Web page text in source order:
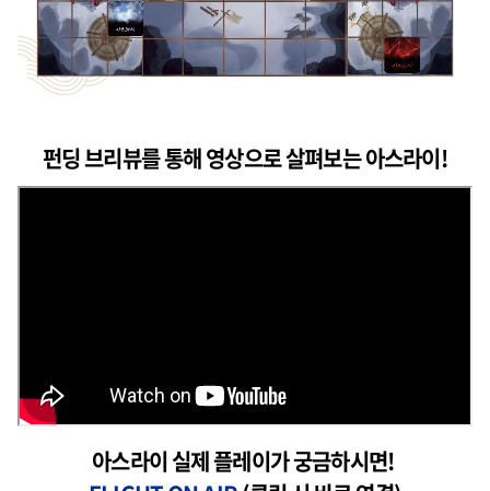
펀딩 브리뷰를 통해 영상으로 살펴보는 아스라이!
아스라이 실제 플레이가 궁금하시면!